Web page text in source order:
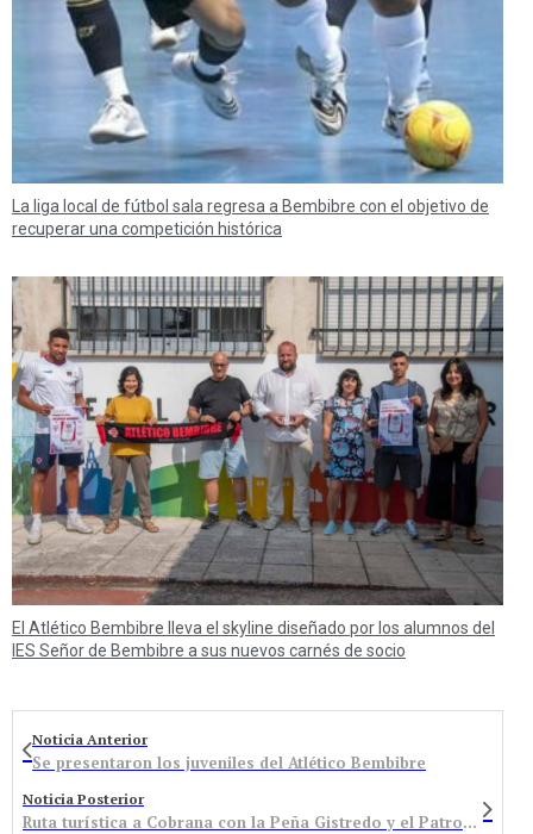
La liga local de fútbol sala regresa a Bembibre con el objetivo de
recuperar una competición histórica
El Atlético Bembibre lleva el skyline diseñado por los alumnos del
IES Señor de Bembibre a sus nuevos carnés de socio
Noticia Anterior
Se presentaron los juveniles del Atlético Bembibre
Noticia Posterior
Ruta turística a Cobrana con la Peña Gistredo y el Patronato Deportivo Municipal de Bembibre